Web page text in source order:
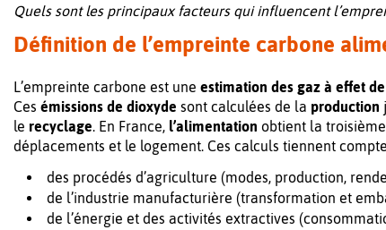
Quels sont les principaux facteurs qui influencent
Définition de l’empreinte carbone
L’empreinte carbone est une estimation des gaz à effet
Ces émissions de dioxyde sont calculées de la production
le recyclage. En France, l’alimentation obtient la
déplacements et le logement. Ces calculs tiennent
des procédés d’agriculture (modes, production,
de l’industrie manufacturière (transformation et
de l’énergie et des activités extractives